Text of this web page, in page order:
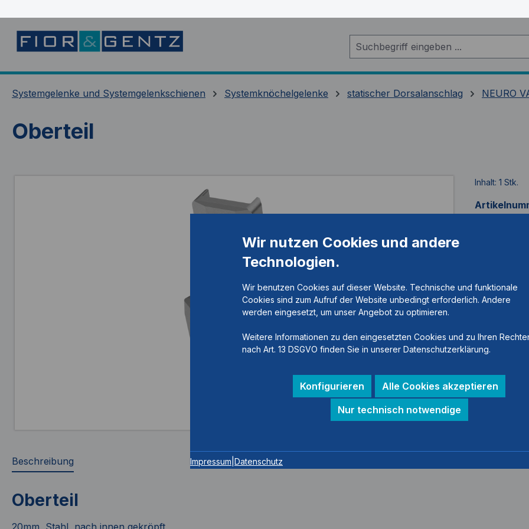
Systemgelenke und Systemgelenkschienen Systemknöchelgelenke statischer Dorsalanschlag NEURO
Oberteil
Inhalt: 1 Stk.
Beschreibung
Oberteil
20mm, Stahl, nach innen gekröpft
Wir nutzen Cookies und andere
Technologien.
Wir benutzen Cookies auf dieser Website. Technische und funktionale
Cookies sind zum Aufruf der Website unbedingt erforderlich. Andere
werden eingesetzt, um unser Angebot zu optimieren.
Weitere Informationen zu den eingesetzten Cookies und zu Ihren
nach Art. 13 DSGVO finden Sie in unserer Datenschutzerklärung.
Konfigurieren
Alle Cookies akzeptieren
Nur technisch notwendige
Impressum Datenschutz